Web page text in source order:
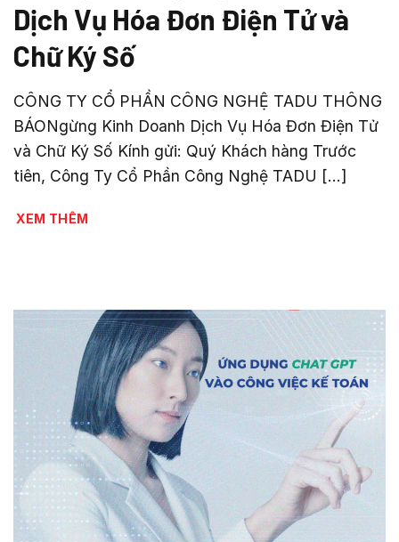
Dịch Vụ Hóa Đơn Điện Tử và
Chữ Ký Số
CÔNG TY CỔ PHẦN CÔNG NGHỆ TADU THÔNG
BÁONgừng Kinh Doanh Dịch Vụ Hóa Đơn Điện Tử
và Chữ Ký Số Kính gửi: Quý Khách hàng Trước
tiên, Công Ty Cổ Phần Công Nghệ TADU [...]
XEM THÊM